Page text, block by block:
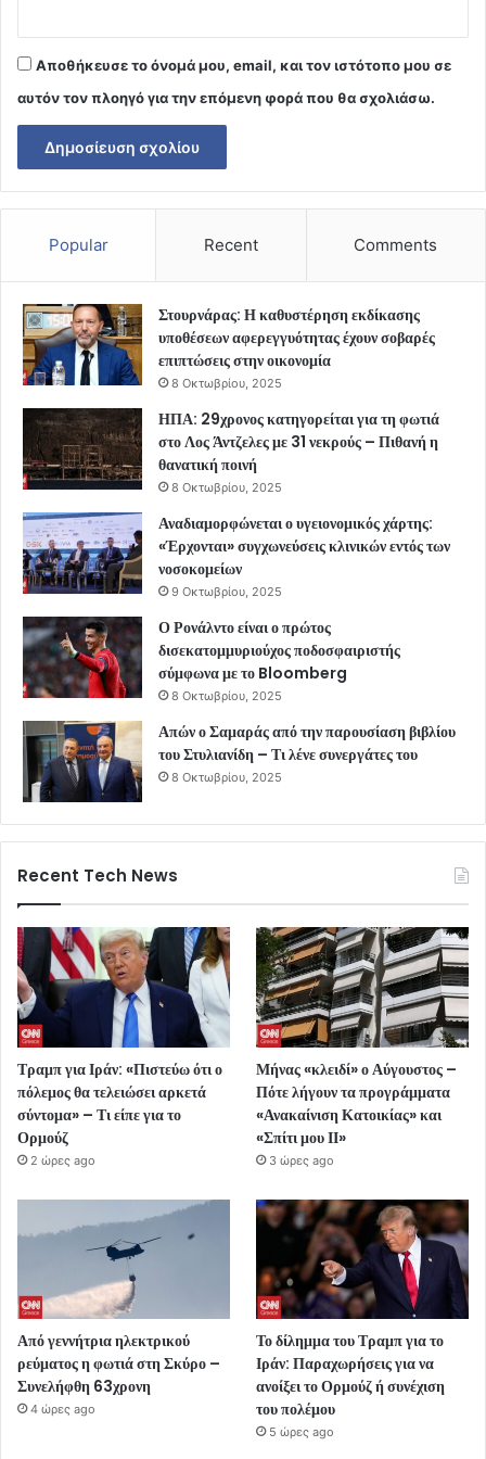
Αποθήκευσε το όνομά μου, email, και τον ιστότοπο μου σε
αυτόν τον πλοηγό για την επόμενη φορά που θα σχολιάσω.
Popular Recent Comments
Στουρνάρας: Η καθυστέρηση εκδίκασης
υποθέσεων αφερεγγυότητας έχουν σοβαρές
επιπτώσεις στην οικονομία
8 Οκτωβρίου, 2025
ΗΠΑ: 29χρονος κατηγορείται για τη φωτιά
στο Λος Άντζελες με 31 νεκρούς – Πιθανή η
θανατική ποινή
8 Οκτωβρίου, 2025
Αναδιαμορφώνεται ο υγειονομικός χάρτης:
«Έρχονται» συγχωνεύσεις κλινικών εντός των
νοσοκομείων
9 Οκτωβρίου, 2025
Ο Ρονάλντο είναι ο πρώτος
δισεκατομμυριούχος ποδοσφαιριστής
σύμφωνα με το Bloomberg
8 Οκτωβρίου, 2025
Απών ο Σαμαράς από την παρουσίαση βιβλίου
του Στυλιανίδη – Τι λένε συνεργάτες του
8 Οκτωβρίου, 2025
Recent Tech News
Τραμπ για Ιράν: «Πιστεύω ότι ο
πόλεμος θα τελειώσει αρκετά
σύντομα» – Τι είπε για το
Ορμούζ
2 ώρες ago
Μήνας «κλειδί» ο Αύγουστος –
Πότε λήγουν τα προγράμματα
«Ανακαίνιση Κατοικίας» και
«Σπίτι μου ΙΙ»
3 ώρες ago
Από γεννήτρια ηλεκτρικού
ρεύματος η φωτιά στη Σκύρο –
Συνελήφθη 63χρονη
4 ώρες ago
Το δίλημμα του Τραμπ για το
Ιράν: Παραχωρήσεις για να
ανοίξει το Ορμούζ ή συνέχιση
του πολέμου
5 ώρες ago